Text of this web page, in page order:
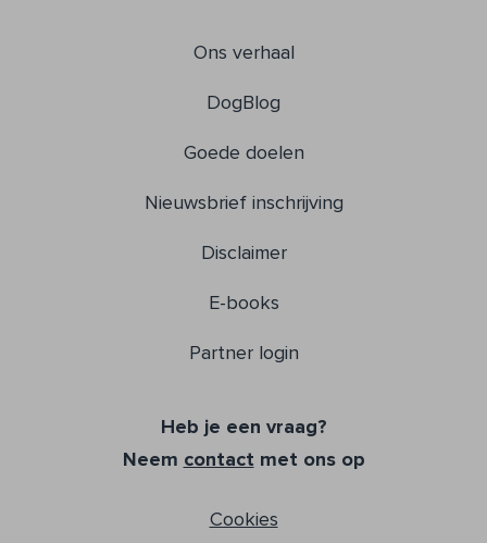
Ons verhaal
DogBlog
Goede doelen
Nieuwsbrief inschrijving
Disclaimer
E-books
Partner login
Heb je een vraag?
Neem contact met ons op
Cookies